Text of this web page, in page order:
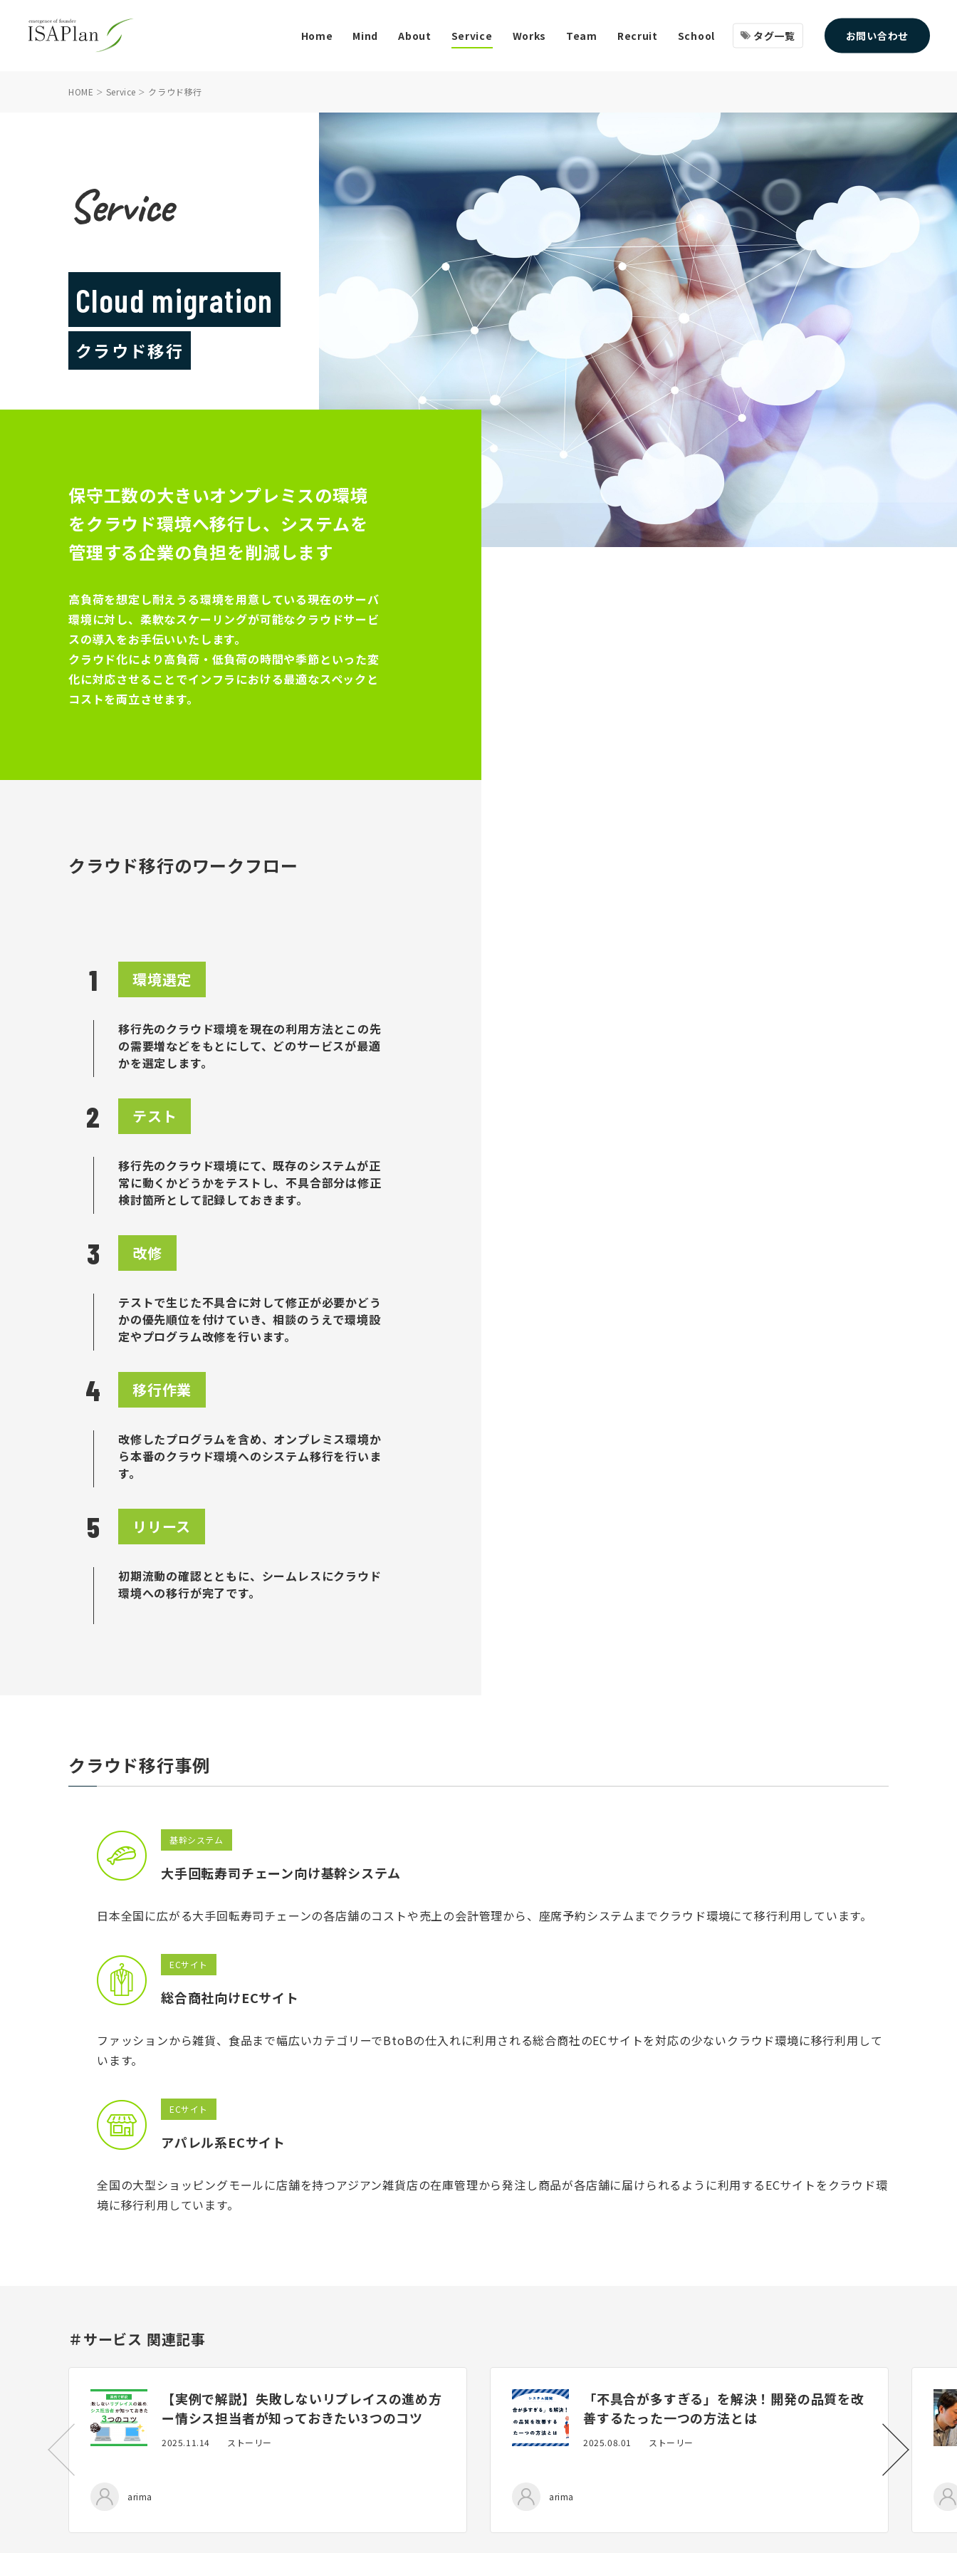
タグ一覧 お問い合わせ
Home Mind About Service Works Team Recruit School
HOME Service クラウド移行
Service
Cloud migration
クラウド移行
保守工数の大きいオンプレミスの環境
をクラウド環境へ移行し、システムを
管理する企業の負担を削減します
高負荷を想定し耐えうる環境を用意している現在のサーバ
環境に対し、柔軟なスケーリングが可能なクラウドサービ
スの導入をお手伝いいたします。
クラウド化により高負荷・低負荷の時間や季節といった変
化に対応させることでインフラにおける最適なスペックと
コストを両立させます。
クラウド移行のワークフロー
環境選定
移行先のクラウド環境を現在の利用方法とこの先
の需要増などをもとにして、どのサービスが最適
かを選定します。
テスト
移行先のクラウド環境にて、既存のシステムが正
常に動くかどうかをテストし、不具合部分は修正
検討箇所として記録しておきます。
改修
テストで生じた不具合に対して修正が必要かどう
かの優先順位を付けていき、相談のうえで環境設
定やプログラム改修を行います。
移行作業
改修したプログラムを含め、オンプレミス環境か
ら本番のクラウド環境へのシステム移行を行いま
す。
リリース
初期流動の確認とともに、シームレスにクラウド
環境への移行が完了です。
クラウド移行事例
基幹システム
大手回転寿司チェーン向け基幹システム
日本全国に広がる大手回転寿司チェーンの各店舗のコストや売上の会計管理から、座席予約システムまでクラウド環境にて移行利用しています。
ECサイト
総合商社向けECサイト
ファッションから雑貨、食品まで幅広いカテゴリーでBtoBの仕入れに利用される総合商社のECサイトを対応の少ないクラウド環境に移行利用して
います。
ECサイト
アパレル系ECサイト
全国の大型ショッピングモールに店舗を持つアジアン雑貨店の在庫管理から発注し商品が各店舗に届けられるように利用するECサイトをクラウド環
境に移行利用しています。
＃サービス 関連記事
【実例で解説】失敗しないリプレイスの進め方
ー情シス担当者が知っておきたい3つのコツ
2025.11.14 ストーリー
arima
「不具合が多すぎる」を解決！開発の品質を改
善するたった一つの方法とは
2025.08.01 ストーリー
arima